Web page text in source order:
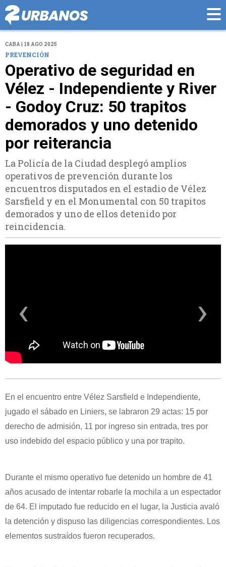
CABA | 18 AGO 2025
PREVENCIÓN
Operativo de seguridad en
Vélez - Independiente y River
- Godoy Cruz: 50 trapitos
demorados y uno detenido
por reiterancia
La Policía de la Ciudad desplegó amplios
operativos de prevención durante los
encuentros disputados en el estadio de Vélez
Sarsfield y en el Monumental con 50 trapitos
demorados y uno de ellos detenido por
reincidencia.
‹ ›
En el encuentro entre Vélez Sarsfield e Independiente,
jugado el sábado en Liniers, se labraron 29 actas: 15 por
derecho de admisión, 11 por ingreso sin entrada, tres por
uso indebido del espacio público y una por trapito.
Durante el mismo operativo fue detenido un hombre de 41
años acusado de intentar robarle la mochila a un espectador
de 64. El imputado fue reducido en el lugar, la Justicia avaló
la detención y dispuso las diligencias correspondientes. Los
elementos sustraídos fueron recuperados.